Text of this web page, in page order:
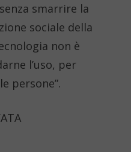
smarrire la
sociale della
non è
l’uso, per
persone”.